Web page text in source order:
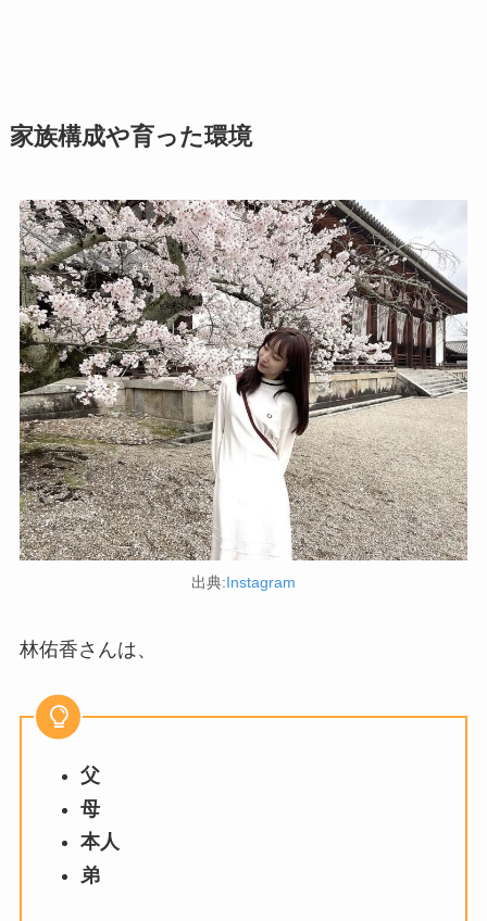
家族構成や育った環境
出典:Instagram
林佑香さんは、
父
母
本人
弟